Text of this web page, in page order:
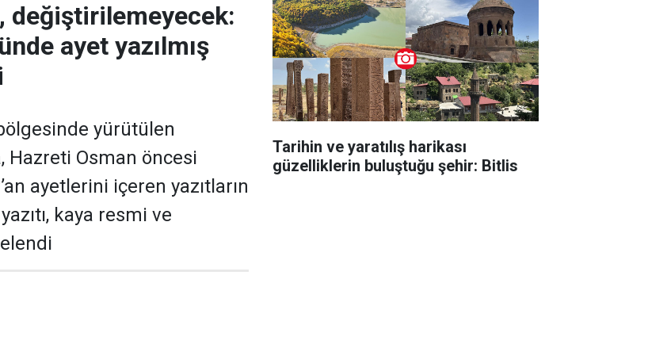
değiştirilemeyecek:
ayet yazılmış
yürütülen
Hazreti Osman öncesi
ayetlerini içeren yazıtların
kaya resmi ve
Tarihin ve yaratılış harikası
güzelliklerin buluştuğu şehir: Bitlis